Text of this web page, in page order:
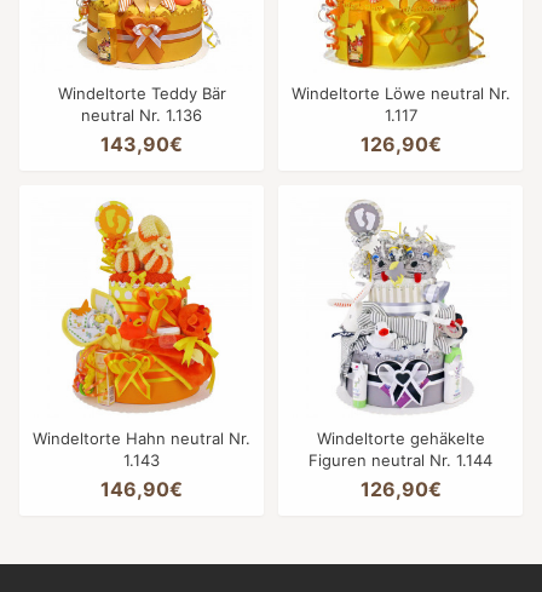
Windeltorte Teddy Bär
neutral Nr. 1.136
143,90€
Windeltorte Löwe neutral Nr.
1.117
126,90€
Windeltorte Hahn neutral Nr.
1.143
146,90€
Windeltorte gehäkelte
Figuren neutral Nr. 1.144
126,90€